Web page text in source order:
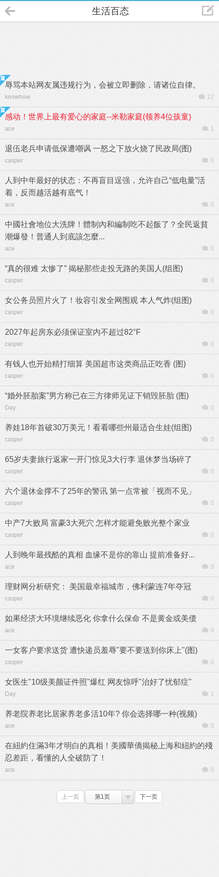
生活百态
辱骂本站网友属违规行为，会被立即删除，请诸位自律。
knowhow 22
感动！世界上最有爱心的家庭--米勒家庭(领养4位孩童)
ace 1
退伍老兵申请低保遭嘲讽 一怒之下放火烧了民政局(图)
casper 0
人到中年最好的状态：不再盲目逞强，允许自己“低电量”活
着，反而越活越有底气！
ace 0
中國社會地位大洗牌！體制內和編制吃不起飯了？全民返貧
潮爆發！普通人到底該怎麼...
ace 0
“真的很难 太惨了” 揭秘那些走投无路的美国人(组图)
casper 0
女公务员照片火了！妆容引发全网围观 本人气炸(组图)
casper 0
2027年起房东必须保证室内不超过82°F
casper 0
有钱人也开始精打细算 美国超市这类商品正吃香 (图)
casper 0
“婚外胚胎案”男方称已在三方律师见证下销毁胚胎 (图)
Day 0
养娃18年首破30万美元！看看哪些州最适合生娃(组图)
casper 0
65岁夫妻旅行返家一开门惊见3大行李 退休梦当场碎了
casper 0
六个退休金撑不了25年的警讯 第一点常被「视而不见」
casper 0
中产7大败局 富豪3大死穴 怎样才能避免败光整个家业
casper 0
人到晚年最残酷的真相 血缘不是你的靠山 提前准备好...
ace 0
理财网分析研究： 美国最幸福城市，佛利蒙连7年夺冠
casper 0
如果经济大环境继续恶化 你拿什么保命 不是黄金或美债
ace 0
一女客户要求送货 遭快递员羞辱"要不要送到你床上"(图)
casper 0
女医生"10级美颜证件照"爆红 网友惊呼"治好了忧郁症"
Day 1
养老院养老比居家养老多活10年? 你会选择哪一种(视频)
ace 0
在紐約住滿3年才明白的真相！美國華僑揭秘上海和紐約的殘
忍差距，看懂的人全破防了！
ace 0
上一页 第1页 下一页